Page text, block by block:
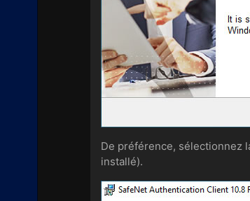
De préférence, sélectionnez
installé).